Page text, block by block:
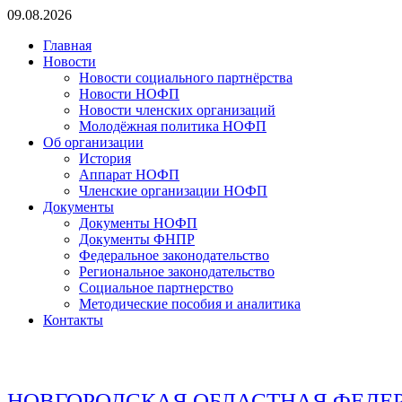
Перейти
содержимому
09.08.2026
Главная
Новости
Новости социального партнёрства
Новости НОФП
Новости членских организаций
Молодёжная политика НОФП
Об организации
История
Аппарат НОФП
Членские организации НОФП
Документы
Документы НОФП
Документы ФНПР
Федеральное законодательство
Региональное законодательство
Социальное партнерство
Методические пособия и аналитика
Контакты